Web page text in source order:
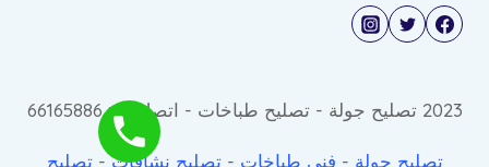
2023 تصليح جولة - تصليح طباخات - اتصل © : 66165886
تصليح جولة - فني طباخات -تصليح نشافات-تصليح